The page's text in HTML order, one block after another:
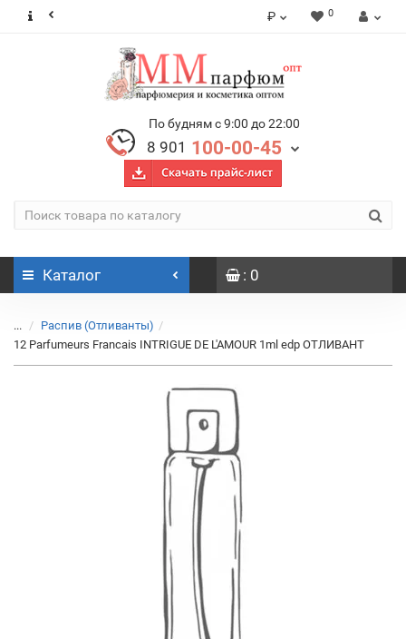
₽ 0
По будням с 9:00 до 22:00
8 901 100-00-45
Каталог : 0
...
Распив (Отливанты)
12 Parfumeurs Francais INTRIGUE DE L'AMOUR 1ml edp ОТЛИВАНТ